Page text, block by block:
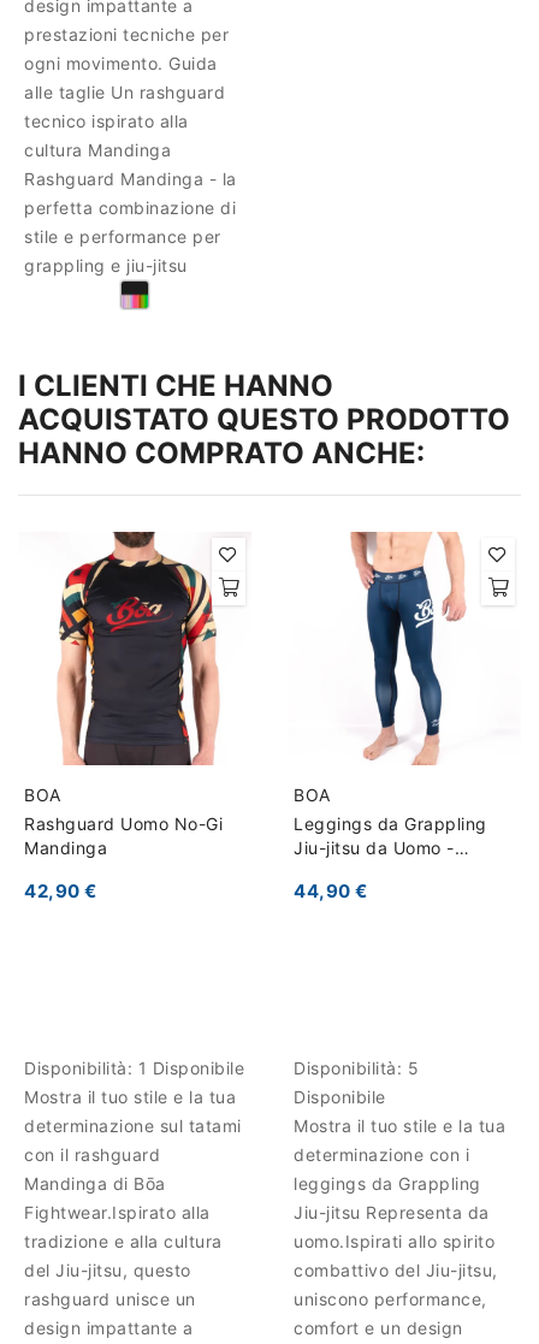
design impattante a
prestazioni tecniche per
ogni movimento. Guida
alle taglie Un rashguard
tecnico ispirato alla
cultura Mandinga
Rashguard Mandinga - la
perfetta combinazione di
stile e performance per
grappling e jiu-jitsu
I CLIENTI CHE HANNO
ACQUISTATO QUESTO PRODOTTO
HANNO COMPRATO ANCHE:
BOA
Rashguard Uomo No-Gi
Mandinga
42,90 €
Disponibilità: 1 Disponibile
Mostra il tuo stile e la tua
determinazione sul tatami
con il rashguard
Mandinga di Bōa
Fightwear.Ispirato alla
tradizione e alla cultura
del Jiu-jitsu, questo
rashguard unisce un
design impattante a
BOA
Leggings da Grappling
Jiu-jitsu da Uomo -
44,90 €
Disponibilità: 5
Disponibile
Mostra il tuo stile e la tua
determinazione con i
leggings da Grappling
Jiu-jitsu Representa da
uomo.Ispirati allo spirito
combattivo del Jiu-jitsu,
uniscono performance,
comfort e un design